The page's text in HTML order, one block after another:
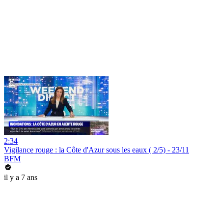
2:34
Vigilance rouge : la Côte d'Azur sous les eaux ( 2/5) - 23/11
BFM
il y a 7 ans